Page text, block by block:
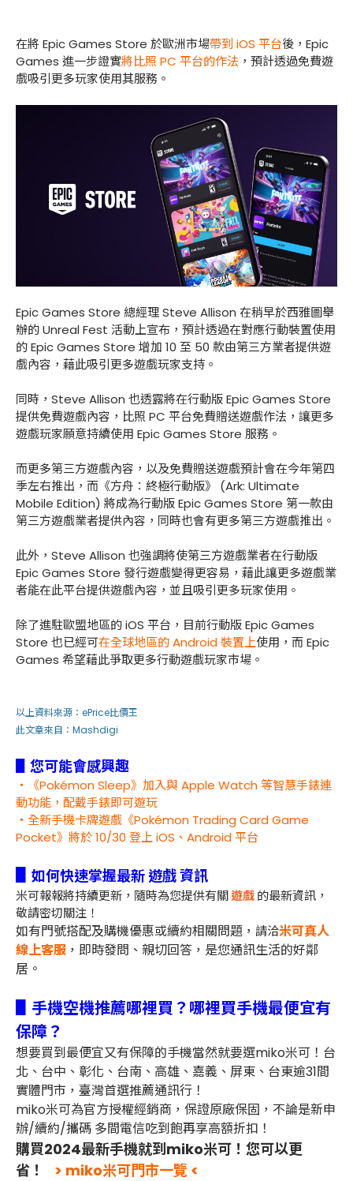
在將 Epic Games Store 於歐洲市場帶到 iOS 平台後，Epic
Games 進一步證實將比照 PC 平台的作法 ，預計透過免費遊
戲吸引更多玩家使用其服務。
Epic Games Store 總經理 Steve Allison 在稍早於西雅圖舉
辦的 Unreal Fest 活動上宣布，預計透過在對應行動裝置使用
的 Epic Games Store 增加 10 至 50 款由第三方業者提供遊
戲內容，藉此吸引更多遊戲玩家支持。
同時，Steve Allison 也透露將在行動版 Epic Games Store
提供免費遊戲內容，比照 PC 平台免費贈送遊戲作法，讓更多
遊戲玩家願意持續使用 Epic Games Store 服務。
而更多第三方遊戲內容，以及免費贈送遊戲預計會在今年第四
季左右推出，而《方舟：終極行動版》 (Ark: Ultimate
Mobile Edition) 將成為行動版 Epic Games Store 第一款由
第三方遊戲業者提供內容，同時也會有更多第三方遊戲推出。
此外，Steve Allison 也強調將使第三方遊戲業者在行動版
Epic Games Store 發行遊戲變得更容易，藉此讓更多遊戲業
者能在此平台提供遊戲內容，並且吸引更多玩家使用。
除了進駐歐盟地區的 iOS 平台，目前行動版 Epic Games
Store 也已經可在全球地區的 Android 裝置上使用，而 Epic
Games 希望藉此爭取更多行動遊戲玩家市場。
以上資料來源： ePrice比價王
此文章來自：Mashdigi
▋您可能會感興趣
・《Pokémon Sleep》加入與 Apple Watch 等智慧手錶連
動功能，配戴手錶即可遊玩
・全新手機卡牌遊戲《Pokémon Trading Card Game
Pocket》將於 10/30 登上 iOS、Android 平台
如何快速掌握最新 遊戲 資訊
米可報報將持續更新，隨時為您提供有關遊戲的最新資訊，
敬請密切關注！
如有門號搭配及購機優惠或續約相關問題， 請洽米可真人
線上客服 ，即時發問、親切回答，是您通訊生活的好鄰
居。
▋手機空機推薦哪裡買？哪裡買手機最便宜有
保障？
想要買到最便宜又有保障的手機當然就要選miko米可！台
北、台中、彰化、台南、高雄、嘉義、屏東、台東逾31間
實體門市，臺灣首選推薦通訊行！
miko米可為官方授權經銷商，保證原廠保固，不論是新申
辦/續約/攜碼 多間電信吃到飽再享高額折扣！
購買2024最新手機就到miko米可！您可以更
省！
> miko米可門市一覽 <